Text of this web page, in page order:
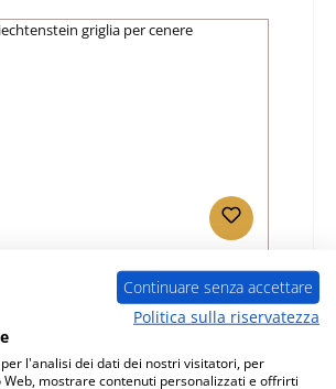
01045240
Produttore: Fireplace
Continuare senza accettare
Politica sulla riservatezza
l'analisi dei dati dei nostri visitatori, per
mostrare contenuti personalizzati e offrirti